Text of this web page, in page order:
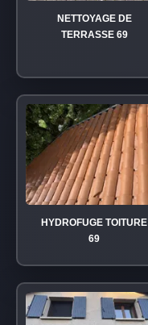
NETTOYAGE DE
TERRASSE 69
HYDROFUGE TOITURE
69